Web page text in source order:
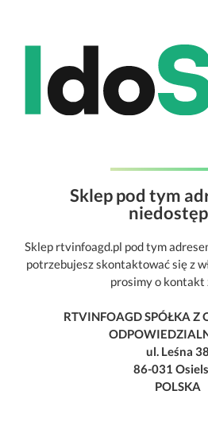
Sklep pod tym
Sklep rtvinfoagd.pl pod tym
potrzebujesz skontaktować się z
prosimy o kontakt
RTVINFOAGD SPÓŁKA Z
ul. Leśna 38
86-031
POLSKA